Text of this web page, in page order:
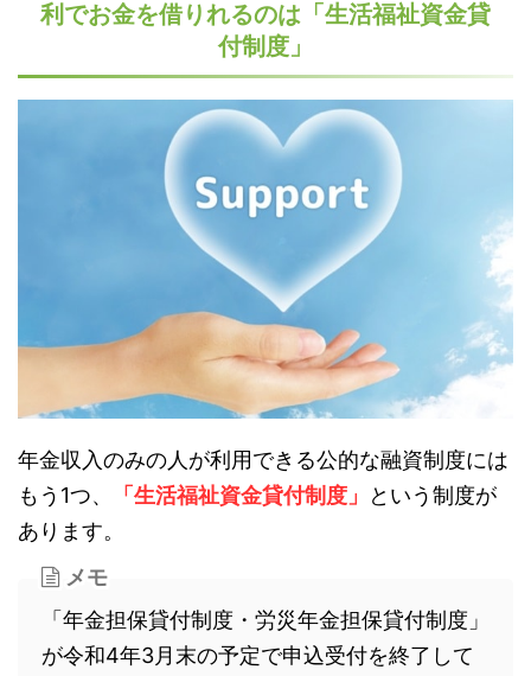
利でお金を借りれるのは「生活福祉資金貸
付制度」
年金収入のみの人が利用できる公的な融資制度には
もう1つ、
「生活福祉資金貸付制度」
という制度が
あります。
メモ
「年金担保貸付制度・労災年金担保貸付制度」
が令和4年3月末の予定で申込受付を終了して